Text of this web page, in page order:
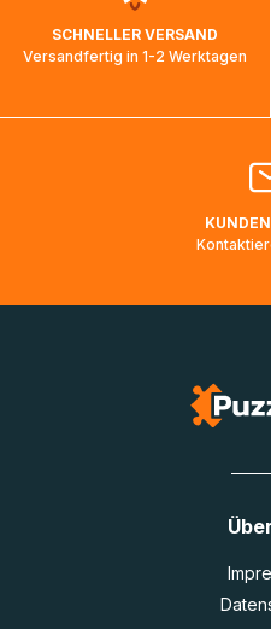
ankommen und von der
bearbeitet werden.
Bitte kontaktieren Sie den
Lieferadressen in Deutschland
SCHNELLER VERSAND
Versandfertig in 1-2 Werktagen